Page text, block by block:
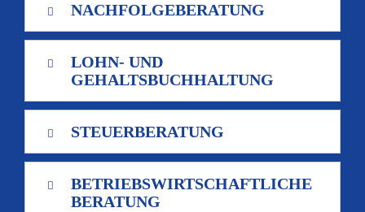
NACHFOLGEBERATUNG
LOHN- UND
GEHALTSBUCHHALTUNG
STEUERBERATUNG
BETRIEBSWIRTSCHAFTLICHE
BERATUNG